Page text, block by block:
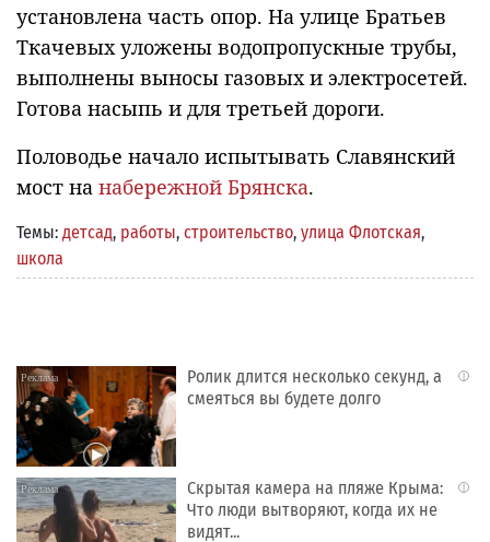
установлена часть опор. На улице Братьев
Ткачевых уложены водопропускные трубы,
выполнены выносы газовых и электросетей.
Готова насыпь и для третьей дороги.
Половодье начало испытывать Славянский
мост на набережной Брянска.
Темы: детсад, работы, строительство, улица Флотская,
школа
i
Ролик длится несколько секунд, а
смеяться вы будете долго
i
Скрытая камера на пляже Крыма:
Что люди вытворяют, когда их не
видят...